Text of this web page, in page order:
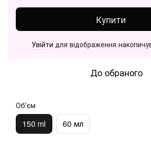
Купити
Увійти для відображення
До обраного
Обʼєм
150 ml 60 мл